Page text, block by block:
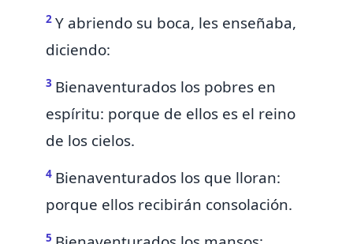
2 Y abriendo su boca, les enseñaba,
diciendo:
3 Bienaventurados los pobres en
espíritu: porque de ellos es el reino
de los cielos.
4 Bienaventurados los que lloran:
porque ellos recibirán consolación.
5